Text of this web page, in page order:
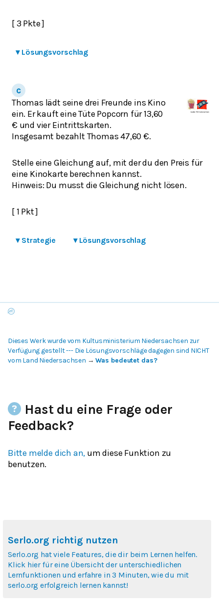
[ 3 Pkte ]
▾ Lösungsvorschlag
Thomas lädt seine drei Freunde ins Kino
ein. Er kauft eine Tüte Popcorn für 13,60
€ und vier Eintrittskarten.
Insgesamt bezahlt Thomas 47,60 €.
Stelle eine Gleichung auf, mit der du den Preis für
eine Kinokarte berechnen kannst.
Hinweis: Du musst die Gleichung nicht lösen.
[ 1 Pkt ]
▾ Strategie ▾ Lösungsvorschlag
Dieses Werk wurde vom Kultusministerium Niedersachsen zur
Verfügung gestellt --- Die Lösungsvorschläge dagegen sind NICHT
vom Land Niedersachsen →Was bedeutet das?
Hast du eine Frage oder
Feedback?
Bitte melde dich an, um diese Funktion zu
benutzen.
Serlo.org richtig nutzen
Serlo.org hat viele Features, die dir beim Lernen helfen.
Klick hier für eine Übersicht der unterschiedlichen
Lernfunktionen und erfahre in 3 Minuten, wie du mit
serlo.org erfolgreich lernen kannst!